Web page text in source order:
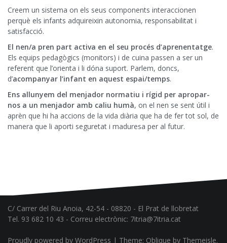
Creem un sistema on els seus components interaccionen
perquè els infants adquireixin autonomia, responsabilitat i
satisfacció.
El nen/a pren part activa en el seu procés d’aprenentatge.
Els equips pedagògics (monitors) i de cuina passen a ser un
referent que l’orienta i li dóna suport. Parlem, doncs,
d’acompanyar l’infant en aquest espai/temps.
Ens allunyem del menjador normatiu i rígid per apropar-
nos a un menjador amb caliu humà, on el nen se sent útil i
aprèn que hi ha accions de la vida diària que ha de fer tot sol, de
manera que li aporti seguretat i maduresa per al futur.
C/ Carrer del Riu Anoia, 42-54 - 08820 - El Prat de llobretat
Tel. 93 682 10 43 - Correu electrònic: 7itria@7itria.cat
Proudly powered by WordPress | Theme: Oblique by Themeisle.